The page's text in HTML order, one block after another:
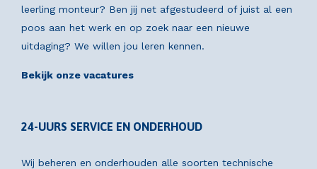
leerling monteur? Ben jij net afgestudeerd of juist al een
poos aan het werk en op zoek naar een nieuwe
uitdaging? We willen jou leren kennen.
Bekijk onze vacatures
24-UURS SERVICE EN ONDERHOUD
Wij beheren en onderhouden alle soorten technische